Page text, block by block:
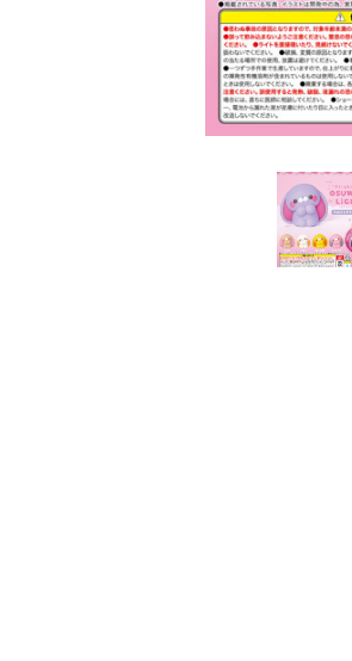
よくあるご質問
ご利用ガイド
06-6282-7659